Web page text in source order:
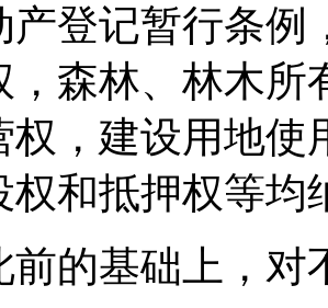
产登记暂行条例
，森林、林木所
权，建设用地使
权和抵押权等均
前的基础上，对